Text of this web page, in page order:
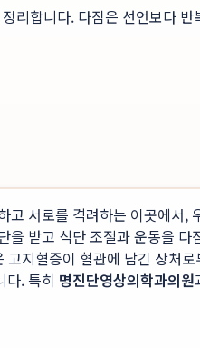
리합니다. 다짐은 선언보다
서로를 격려하는 이곳에서,
받고 식단 조절과 운동을
지혈증이 혈관에 남긴 상처
다. 특히 명진단영상의학과의원